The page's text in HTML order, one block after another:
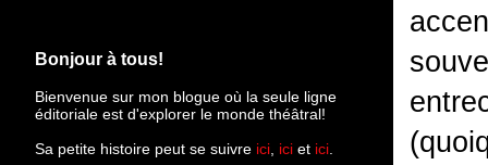
Bonjour à tous!
Bienvenue sur mon blogue où la seule ligne
éditoriale est d'explorer le monde théâtral!
Sa petite histoire peut se suivre ici ici et ici